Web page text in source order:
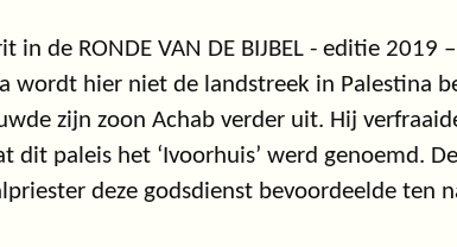
in de RONDE VAN DE BIJBEL - editie 2019
wordt hier niet de landstreek in Palestina
zijn zoon Achab verder uit. Hij
dit paleis het ‘Ivoorhuis’ werd genoemd.
deze godsdienst bevoordeelde ten